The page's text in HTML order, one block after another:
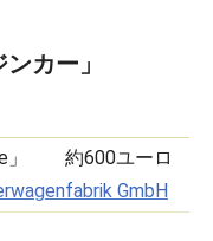
カー」
」 約600ユーロ
GmbH